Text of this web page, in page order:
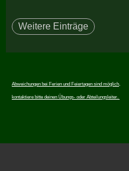
Weitere Einträge
Abweichungen bei Ferien und Feiertagen sind möglich,
kontaktiere bitte deinen Übungs- oder Abteilungsleiter.